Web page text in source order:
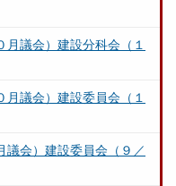
議会）建設分科会（１
議会）建設委員会（１
議会）建設委員会（９／